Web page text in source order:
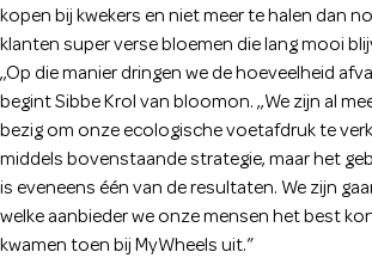
kopen bij kwekers en niet meer te halen dan
klanten super verse bloemen die lang mooi
,,Op die manier dringen we de hoeveelheid
begint Sibbe Krol van bloomon. ,,We zijn al
bezig om onze ecologische voetafdruk te
middels bovenstaande strategie, maar het
is eveneens één van de resultaten. We zijn
welke aanbieder we onze mensen het best
kwamen toen bij MyWheels uit.”